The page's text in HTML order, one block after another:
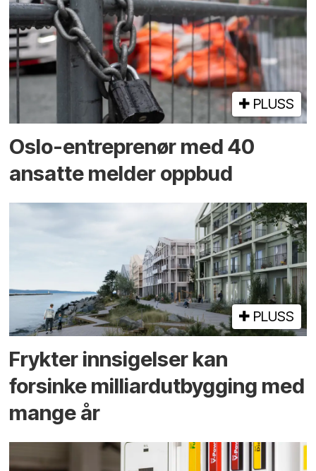
PLUSS
Oslo-entreprenør med 40
ansatte melder oppbud
PLUSS
Frykter innsigelser kan
forsinke milliard­utbygging med
mange år